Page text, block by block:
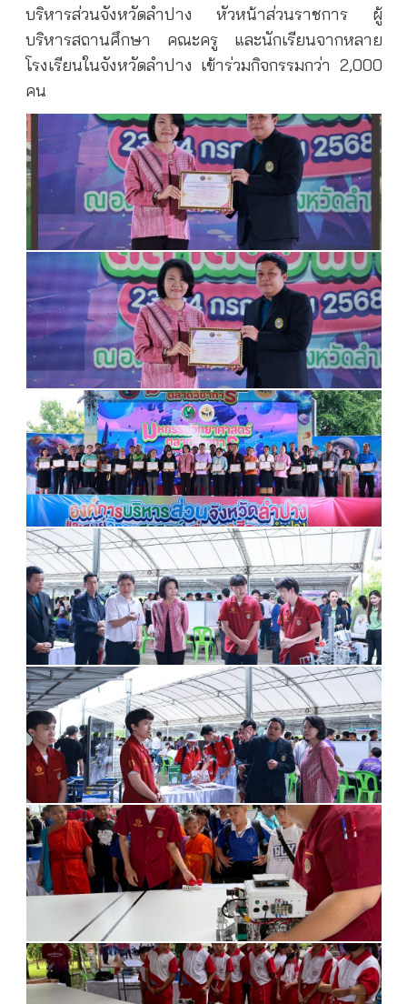
บริหารส่วนจังหวัดลำปาง หัวหน้าส่วนราชการ ผู้
บริหารสถานศึกษา คณะครู และนักเรียนจากหลาย
โรงเรียนในจังหวัดลำปาง เข้าร่วมกิจกรรมกว่า 2,000
คน